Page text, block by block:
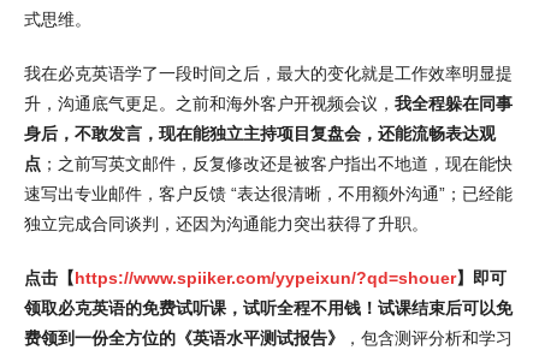
式思维。
我在必克英语学了一段时间之后，最大的变化就是工作效率明显提
升，沟通底气更足。之前和海外客户开视频会议， 我全程躲在同事
身后，不敢发言，现在能独立主持项目复盘会，还能流畅表达观
点 ；之前写英文邮件，反复修改还是被客户指出不地道，现在能快
速写出专业邮件，客户反馈 “表达很清晰，不用额外沟通”；已经能
独立完成合同谈判，还因为沟通能力突出获得了升职。
点击【https://www.spiiker.com/yypeixun/?qd=shouer】即可
领取必克英语的免费试听课，试听全程不用钱！试课结束后可以免
费领到一份全方位的《英语水平测试报告》
，包含测评分析和学习